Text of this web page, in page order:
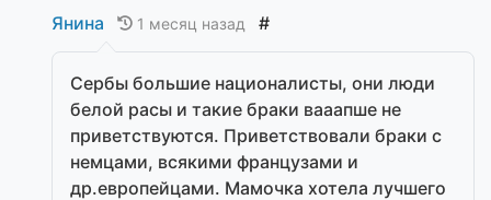
Янина 1 месяц назад #
Сербы большие националисты, они люди
белой расы и такие браки вааапше не
приветствуются. Приветствовали браки с
немцами, всякими французами и
др.европейцами. Мамочка хотела лучшего